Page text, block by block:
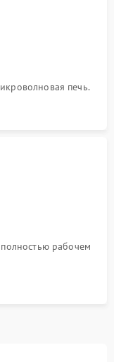
печь.
рабочем